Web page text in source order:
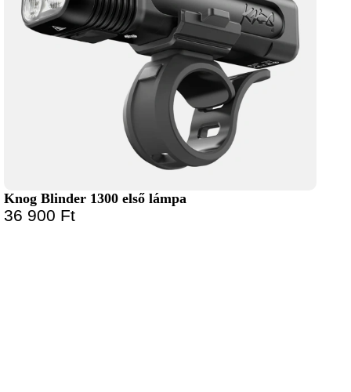
Knog Blinder 1300 első lámpa
36 900 Ft